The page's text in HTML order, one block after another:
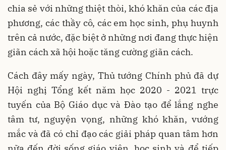
chia sẻ với những thiệt thòi, khó khăn của các địa
phương, các thầy cô, các em học sinh, phụ huynh
trên cả nước, đặc biệt ở những nơi đang thực hiện
giãn cách xã hội hoặc tăng cường giãn cách.
Cách đây mấy ngày, Thủ tướng Chính phủ đã dự
Hội nghị Tổng kết năm học 2020 - 2021 trực
tuyến của Bộ Giáo dục và Đào tạo để lắng nghe
tâm tư, nguyện vọng, những khó khăn, vướng
mắc và đã có chỉ đạo các giải pháp quan tâm hơn